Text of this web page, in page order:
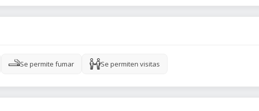
Se permite fumar Se permiten visitas